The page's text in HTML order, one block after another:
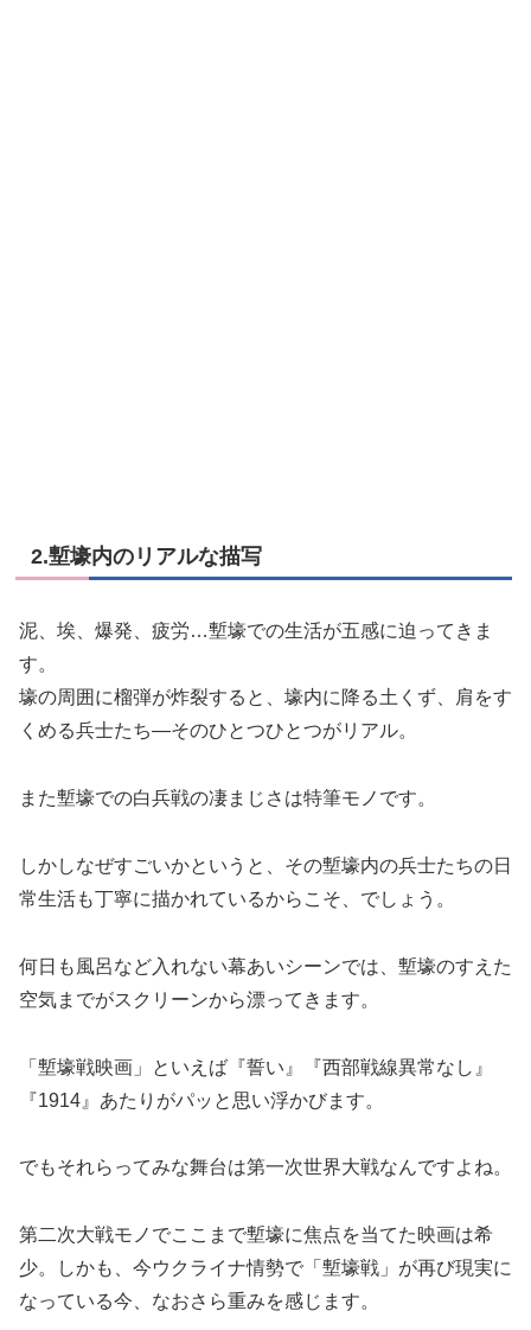
2.塹壕内のリアルな描写
泥、埃、爆発、疲労…塹壕での生活が五感に迫ってきま
す。
壕の周囲に榴弾が炸裂すると、壕内に降る土くず、肩をす
くめる兵士たち—そのひとつひとつがリアル。
また塹壕での白兵戦の凄まじさは特筆モノです。
しかしなぜすごいかというと、その塹壕内の兵士たちの日
常生活も丁寧に描かれているからこそ、でしょう。
何日も風呂など入れない幕あいシーンでは、塹壕のすえた
空気までがスクリーンから漂ってきます。
「塹壕戦映画」といえば『誓い』『西部戦線異常なし』
『1914 』あたりがパッと思い浮かびます。
でもそれらってみな舞台は第一次世界大戦なんですよね。
第二次大戦モノでここまで塹壕に焦点を当てた映画は希
少。しかも、今ウクライナ情勢で「塹壕戦」が再び現実に
なっている今、なおさら重みを感じます。